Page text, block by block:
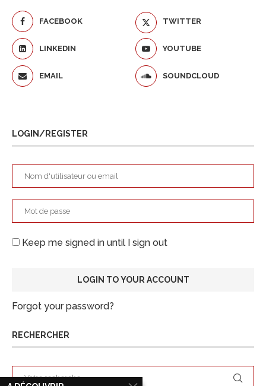
FACEBOOK TWITTER
LINKEDIN YOUTUBE
EMAIL SOUNDCLOUD
LOGIN/REGISTER
Keep me signed in until I sign out
Forgot your password?
RECHERCHER